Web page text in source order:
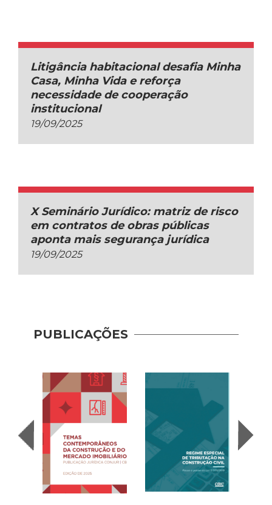
Litigância habitacional desafia Minha
Casa, Minha Vida e reforça
necessidade de cooperação
institucional
19/09/2025
X Seminário Jurídico: matriz de risco
em contratos de obras públicas
aponta mais segurança jurídica
19/09/2025
PUBLICAÇÕES